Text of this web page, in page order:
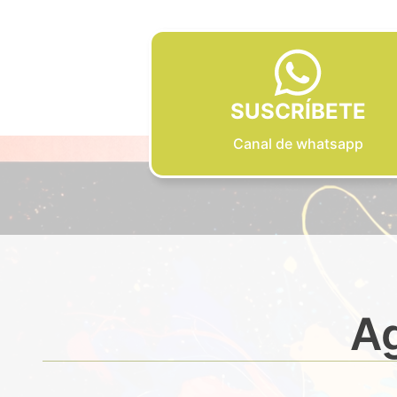
SUSCRÍBETE
Canal de whatsapp